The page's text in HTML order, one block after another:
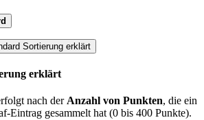
Sortierung erklärt
erklärt
nach derAnzahl von Punkten, die ein
Eintrag gesammelt hat (0 bis 400 Punkte).